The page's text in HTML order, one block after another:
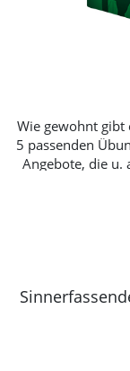
Wie gewohnt gibt
5 passenden
Angebote, die u.
auch